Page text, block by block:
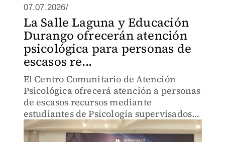
07.07.2026/
La Salle Laguna y Educación
Durango ofrecerán atención
psicológica para personas de
escasos re...
El Centro Comunitario de Atención
Psicológica ofrecerá atención a personas
de escasos recursos mediante
estudiantes de Psicología supervisados
por docentes especializados.